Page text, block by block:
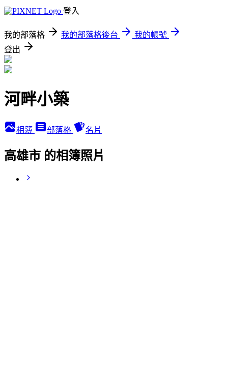
登入
我的部落格 我的部落格後台
我的帳號
登出
河畔小築
相簿 部落格 名片
高雄市 的相簿照片